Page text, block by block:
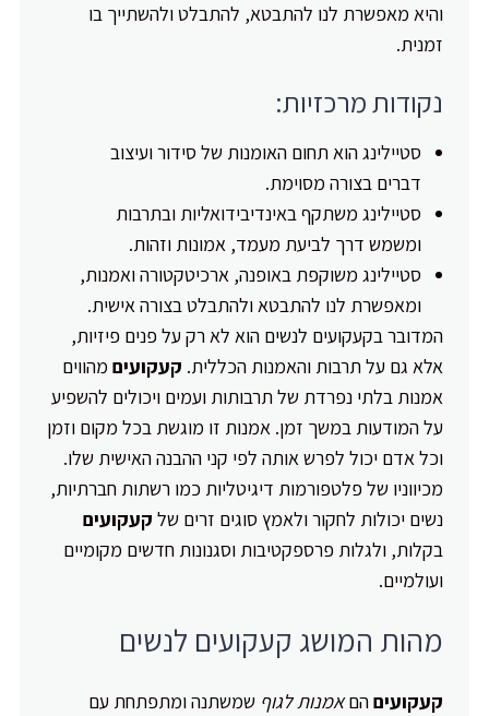
והיא מאפשרת לנו להתבטא, להתבלט ולהשתייך בו
זמנית.
נקודות מרכזיות:
סטיילינג הוא תחום האומנות של סידור ועיצוב
דברים בצורה מסוימת.
סטיילינג משתקף באינדיבידואליות ובתרבות
ומשמש דרך לביעת מעמד, אמונות וזהות.
סטיילינג משוקפת באופנה, ארכיטקטורה ואמנות,
ומאפשרת לנו להתבטא ולהתבלט בצורה אישית.
המדובר בקעקועים לנשים הוא לא רק על פנים פיזיות,
אלא גם על תרבות והאמנות הכללית. קעקועיםמהווים
אמנות בלתי נפרדת של תרבותות ועמים ויכולים להשפיע
על המודעות במשך זמן. אמנות זו מוגשת בכל מקום וזמן
וכל אדם יכול לפרש אותה לפי קני ההבנה האישית שלו.
מכיווניו של פלטפורמות דיגיטליות כמו רשתות חברתיות,
נשים יכולות לחקור ולאמץ סוגים זרים של קעקועים
בקלות, ולגלות פרספקטיבות וסגנונות חדשים מקומיים
ועולמיים.
מהות המושג קעקועים לנשים
קעקועיםהםאמנות לגוף שמשתנה ומתפתחת עם